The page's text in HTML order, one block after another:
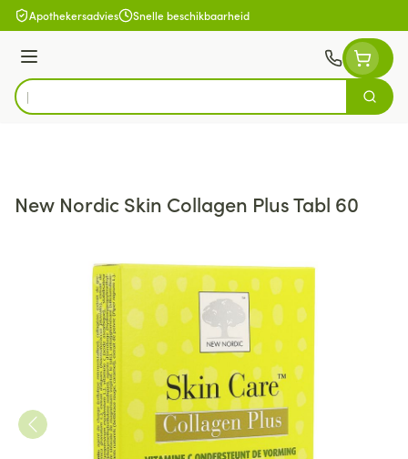
Ga naar de inhoud
Apothekersadvies Snelle beschikbaarheid
Menu
Product, merk, categorie...
Zoek
New Nordic Skin Collagen Plus Tabl 60